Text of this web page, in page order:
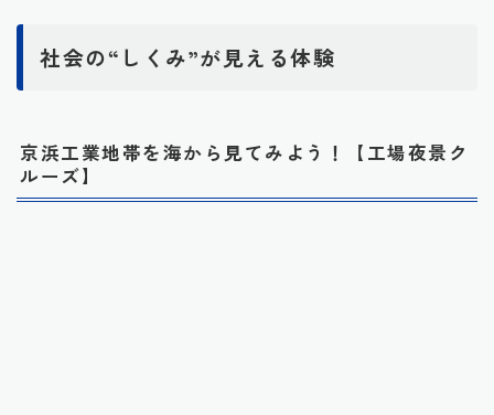
社会の“しくみ”が見える体験
京浜工業地帯を海から見てみよう！【工場夜景ク
ルーズ】